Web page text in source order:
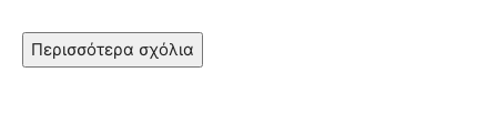
Περισσότερα σχόλια